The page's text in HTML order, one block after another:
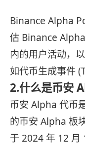
Binance Alpha
估 Binance
内的用户活动，
如代币生成事件
2.什么是币安
币安 Alpha 代币
的币安 Alpha 板
于 2024 年 12 月